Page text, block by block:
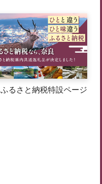
ふるさと納税特設ページ